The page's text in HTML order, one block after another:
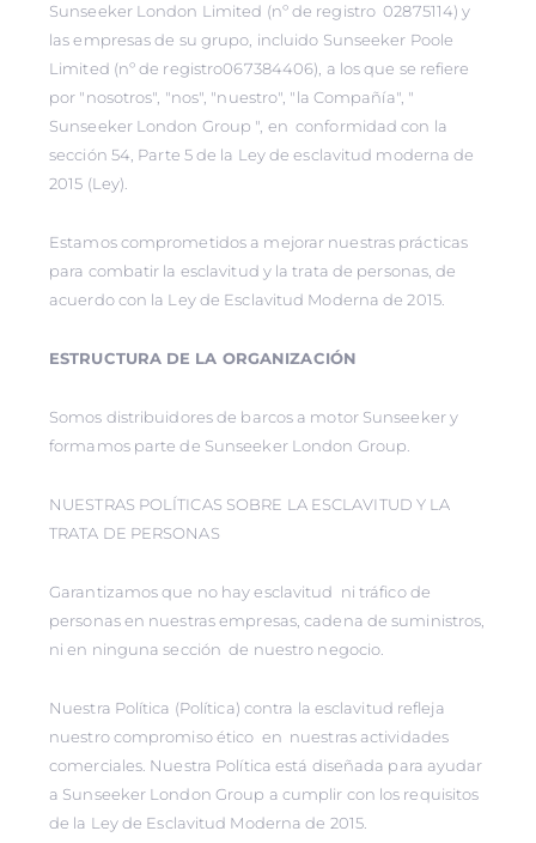
Sunseeker London Limited (nº de registro 02875114) y
las empresas de su grupo, incluido Sunseeker Poole
Limited (nº de registro067384406), a los que se refiere
por "nosotros", "nos", "nuestro", "la Compañía", "
Sunseeker London Group ", en conformidad con la
sección 54, Parte 5 de la Ley de esclavitud moderna de
2015 (Ley).
Estamos comprometidos a mejorar nuestras prácticas
para combatir la esclavitud y la trata de personas, de
acuerdo con la Ley de Esclavitud Moderna de 2015.
ESTRUCTURA DE LA ORGANIZACIÓN
Somos distribuidores de barcos a motor Sunseeker y
formamos parte de Sunseeker London Group.
NUESTRAS POLÍTICAS SOBRE LA ESCLAVITUD Y LA
TRATA DE PERSONAS
Garantizamos que no hay esclavitud ni tráfico de
personas en nuestras empresas, cadena de suministros,
ni en ninguna sección de nuestro negocio.
Nuestra Política (Política) contra la esclavitud refleja
nuestro compromiso ético en nuestras actividades
comerciales. Nuestra Política está diseñada para ayudar
a Sunseeker London Group a cumplir con los requisitos
de la Ley de Esclavitud Moderna de 2015.